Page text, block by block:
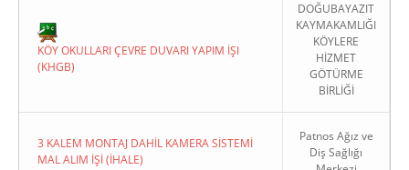
KÖY OKULLARI ÇEVRE DUVARI YAPIM İŞI
(KHGB)
DOĞUBAYAZIT
KAYMAKAMLIĞI
KÖYLERE
HİZMET
GÖTÜRME
BİRLİĞİ
3 KALEM MONTAJ DAHİL KAMERA SİSTEMİ
MAL ALIM İŞİ (İHALE)
Patnos Ağız ve
Diş Sağlığı